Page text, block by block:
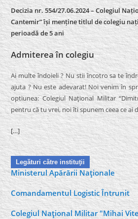
Decizia nr. 554/27.06.2024 – Colegiul
Cantemir” își menține titlul de colegiu
perioadă de 5 ani
Admiterea în colegiu
Ai multe îndoieli ? Nu stii încotro sa te
ajuta ? Nu este adevarat! Noi venim în
optiunea: Colegiul Naţional Militar
pentru că tu vrei, noi îti spunem ceea ce ai
[…]
Legături către instituţii
Ministerul Apărării Naţionale
Comandamentul Logistic Întrunit
Colegiul Naţional Militar "Mihai